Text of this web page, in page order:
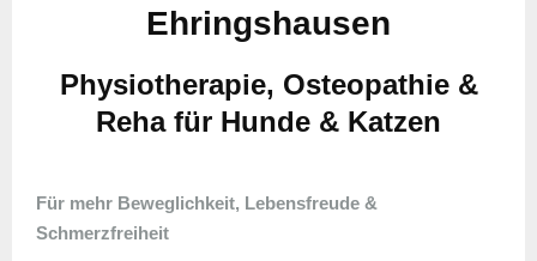
Ehringshausen
Physiotherapie, Osteopathie &
Reha für Hunde & Katzen
Für mehr Beweglichkeit, Lebensfreude &
Schmerzfreiheit